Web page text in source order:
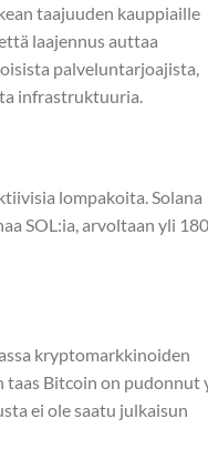
taajuuden kauppiaille
laajennus auttaa
palveluntarjoajista,
infrastruktuuria.
lompakoita. Solana
SOL:ia, arvoltaan yli 180
kryptomarkkinoiden
taas Bitcoin on pudonnut
ei ole saatu julkaisun